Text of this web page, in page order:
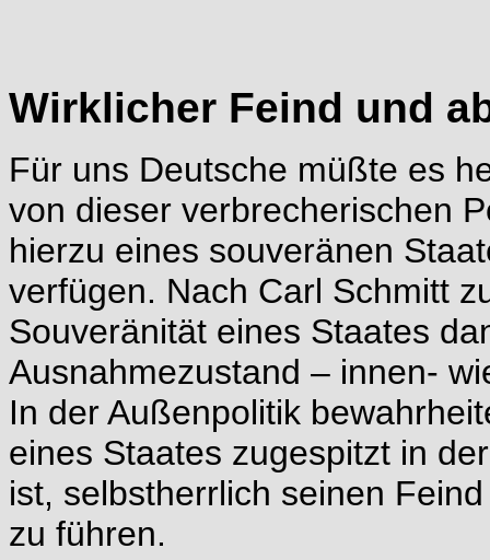
Wirklicher Feind und
Für uns Deutsche müßte es
von dieser verbrecherischen
hierzu eines souveränen
verfügen. Nach Carl Schmitt
Souveränität eines Staates
Ausnahmezustand – innen-
In der Außenpolitik
eines Staates zugespitzt in
ist, selbstherrlich seinen
zu führen.